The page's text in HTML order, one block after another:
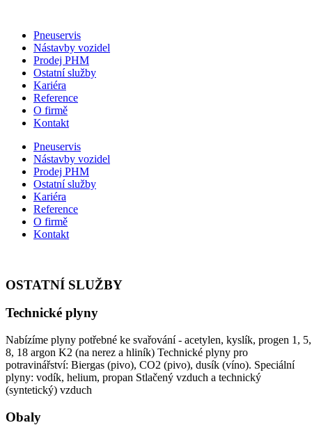
Pneuservis
Nástavby vozidel
Prodej PHM
Ostatní služby
Kariéra
Reference
O firmě
Kontakt
Pneuservis
Nástavby vozidel
Prodej PHM
Ostatní služby
Kariéra
Reference
O firmě
Kontakt
OSTATNÍ SLUŽBY
Technické plyny
Nabízíme plyny potřebné ke svařování - acetylen, kyslík, progen 1, 5,
8, 18 argon K2 (na nerez a hliník) Technické plyny pro
potravinářství: Biergas (pivo), CO2 (pivo), dusík (víno). Speciální
plyny: vodík, helium, propan Stlačený vzduch a technický
(syntetický) vzduch
Obaly